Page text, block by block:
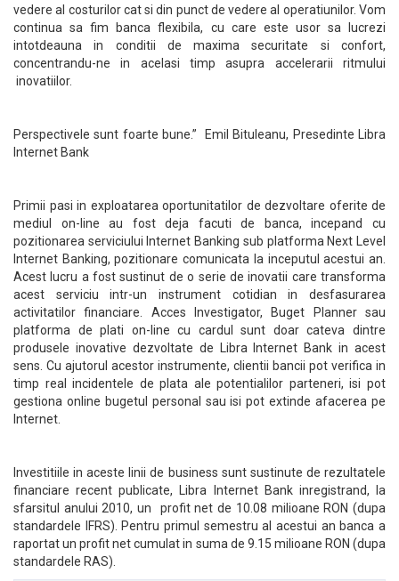
vedere al costurilor cat si din punct de vedere al operatiunilor. Vom
continua sa fim banca flexibila, cu care este usor sa lucrezi
intotdeauna in conditii de maxima securitate si confort,
concentrandu-ne in acelasi timp asupra accelerarii ritmului
inovatiilor.
Perspectivele sunt foarte bune.” Emil Bituleanu, Presedinte Libra
Internet Bank
Primii pasi in exploatarea oportunitatilor de dezvoltare oferite de
mediul on-line au fost deja facuti de banca, incepand cu
pozitionarea serviciului Internet Banking sub platforma Next Level
Internet Banking, pozitionare comunicata la inceputul acestui an.
Acest lucru a fost sustinut de o serie de inovatii care transforma
acest serviciu intr-un instrument cotidian in desfasurarea
activitatilor financiare. Acces Investigator, Buget Planner sau
platforma de plati on-line cu cardul sunt doar cateva dintre
produsele inovative dezvoltate de Libra Internet Bank in acest
sens. Cu ajutorul acestor instrumente, clientii bancii pot verifica in
timp real incidentele de plata ale potentialilor parteneri, isi pot
gestiona online bugetul personal sau isi pot extinde afacerea pe
Internet.
Investitiile in aceste linii de business sunt sustinute de rezultatele
financiare recent publicate, Libra Internet Bank inregistrand, la
sfarsitul anului 2010, un profit net de 10.08 milioane RON (dupa
standardele IFRS). Pentru primul semestru al acestui an banca a
raportat un profit net cumulat in suma de 9.15 milioane RON (dupa
standardele RAS).